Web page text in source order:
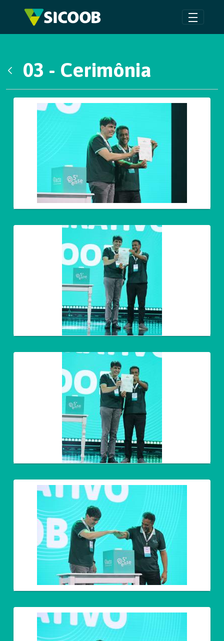
Pular para o Conteúdo principal
03 - Cerimônia
Galeria de Mídias